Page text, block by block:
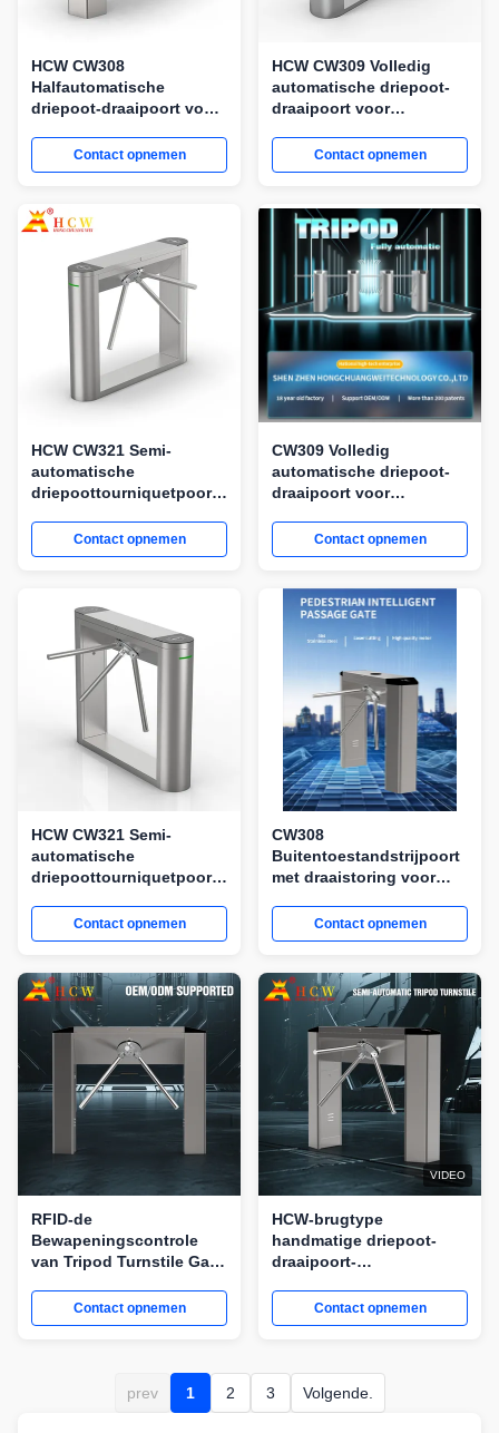
HCW CW308
Halfautomatische
driepoot-draaipoort voor
voetgangers
Contact opnemen
HCW CW309 Volledig
automatische driepoot-
draaipoort voor
voetgangers
Contact opnemen
HCW CW321 Semi-
automatische
driepoottourniquetpoort
voor voetgangers
Contact opnemen
CW309 Volledig
automatische driepoot-
draaipoort voor
stadion en buiten
Contact opnemen
HCW CW321 Semi-
automatische
driepoottourniquetpoort
voor voetgangers
Contact opnemen
CW308
Buitentoestandstrijpoort
met draaistoring voor
exportprojecten
Contact opnemen
RFID-de
Bewapeningscontrole
van Tripod Turnstile Gate
voor Voetganger
Contact opnemen
VIDEO
HCW-brugtype
handmatige driepoot-
draaipoort-
Contact opnemen
prev 1 2 3 Volgende.